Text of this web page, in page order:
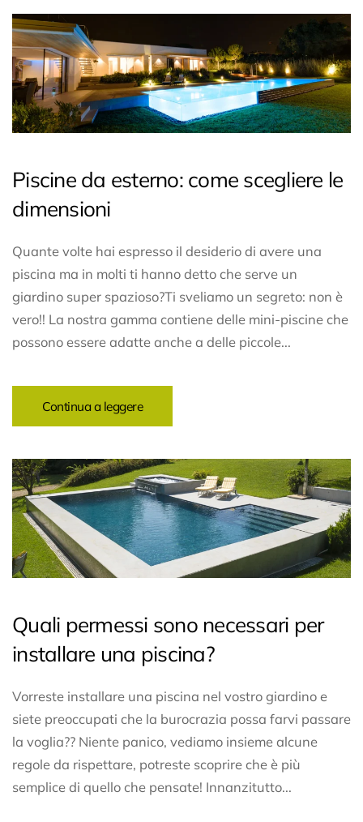
Piscine da esterno: come scegliere le
dimensioni
Quante volte hai espresso il desiderio di avere una
piscina ma in molti ti hanno detto che serve un
giardino super spazioso?Ti sveliamo un segreto: non è
vero!! La nostra gamma contiene delle mini-piscine che
possono essere adatte anche a delle piccole...
Continua a leggere
Quali permessi sono necessari per
installare una piscina?
Vorreste installare una piscina nel vostro giardino e
siete preoccupati che la burocrazia possa farvi passare
la voglia?? Niente panico, vediamo insieme alcune
regole da rispettare, potreste scoprire che è più
semplice di quello che pensate! Innanzitutto...